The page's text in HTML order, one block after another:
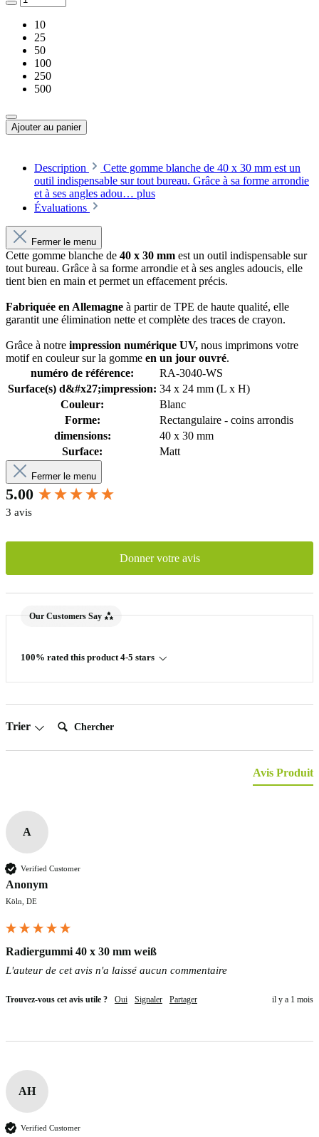
10
25
50
100
250
500
Ajouter au panier
Description
Cette gomme blanche de 40 x 30 mm est un
outil indispensable sur tout bureau. Grâce à sa forme arrondie
et à ses angles adou… plus
Évaluations
Fermer le menu
Cette gomme blanche de 40 x 30 mm est un outil indispensable sur
tout bureau. Grâce à sa forme arrondie et à ses angles adoucis, elle
tient bien en main et permet un effacement précis.
Fabriquée en Allemagne à partir de TPE de haute qualité, elle
garantit une élimination nette et complète des traces de crayon.
Grâce à notre impression numérique UV, nous imprimons votre
motif en couleur sur la gomme en un jour ouvré.
numéro de référence:
RA-3040-WS
Surface(s) d&#x27;impression: 34 x 24 mm (L x H)
Couleur:
Blanc
Forme:
Rectangulaire - coins arrondis
dimensions:
40 x 30 mm
Surface:
Matt
Fermer le menu
5.00
3 avis
Donner votre avis
Our Customers Say
100% rated this product 4-5 stars
Trier
Chercher:
Avis Produit
A
Verified Customer
Anonym
Köln, DE
Radiergummi 40 x 30 mm weiß
L'auteur de cet avis n'a laissé aucun commentaire
Trouvez-vous cet avis utile ? Oui Signaler Partager il y a 1 mois
AH
Verified Customer
New content loaded